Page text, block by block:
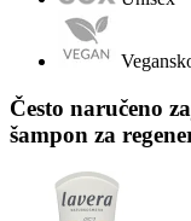
Često naručeno
šampon za